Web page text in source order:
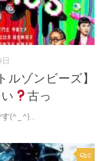
ルゾンビーズ】
古っ
(^_^)...
0